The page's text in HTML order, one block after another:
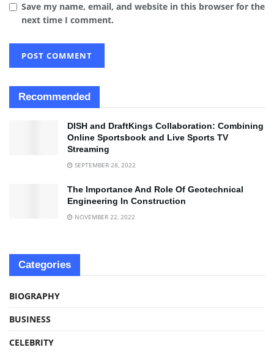
Save my name, email, and website in this browser for the
next time I comment.
Recommended
DISH and DraftKings Collaboration: Combining
Online Sportsbook and Live Sports TV
Streaming
SEPTEMBER 28, 2022
The Importance And Role Of Geotechnical
Engineering In Construction
NOVEMBER 22, 2022
Categories
BIOGRAPHY
BUSINESS
CELEBRITY